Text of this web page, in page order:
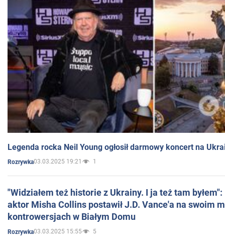
Legenda rocka Neil Young ogłosił darmowy koncert na
Rozrywka03.03.2025 19:21 1
"Widziałem też historie z Ukrainy. I ja też tam
aktor Misha Collins postawił J.D. Vance'a na swoim
kontrowersjach w Białym Domu
Rozrywka03.03.2025 15:55 5